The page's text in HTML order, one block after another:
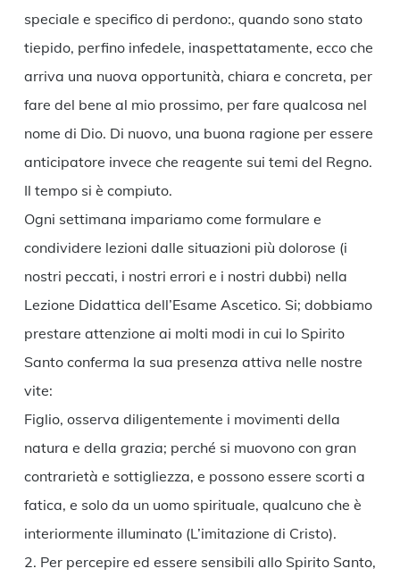
speciale e specifico di perdono:, quando sono stato
tiepido, perfino infedele, inaspettatamente, ecco che
arriva una nuova opportunità, chiara e concreta, per
fare del bene al mio prossimo, per fare qualcosa nel
nome di Dio. Di nuovo, una buona ragione per essere
anticipatore invece che reagente sui temi del Regno.
Il tempo si è compiuto.
Ogni settimana impariamo come formulare e
condividere lezioni dalle situazioni più dolorose (i
nostri peccati, i nostri errori e i nostri dubbi) nella
Lezione Didattica dell’Esame Ascetico. Si; dobbiamo
prestare attenzione ai molti modi in cui lo Spirito
Santo conferma la sua presenza attiva nelle nostre
vite:
Figlio, osserva diligentemente i movimenti della
natura e della grazia; perché si muovono con gran
contrarietà e sottigliezza, e possono essere scorti a
fatica, e solo da un uomo spirituale, qualcuno che è
interiormente illuminato (L’imitazione di Cristo).
2. Per percepire ed essere sensibili allo Spirito Santo,